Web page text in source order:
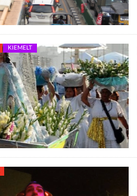
KIEMELT